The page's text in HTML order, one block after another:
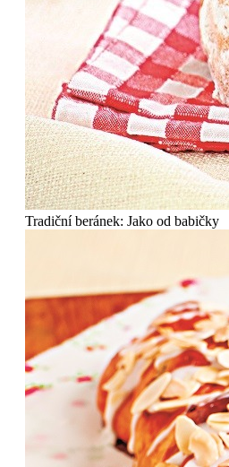
Tradiční beránek: Jako od babičky